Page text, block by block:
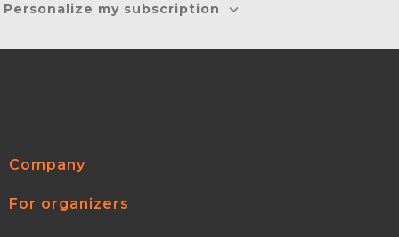
Personalize my subscription
Company
For organizers